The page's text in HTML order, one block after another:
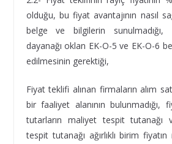
olduğu, bu fiyat avantajının nasıl
belge ve bilgilerin
dayanağı oklan EK-O-5 ve EK-O-6
edilmesinin gerektiği,
Fiyat teklifi alınan firmaların alım
bir faaliyet alanının bulunmadığı,
tutarların maliyet tespit tutanağı
tespit tutanağı ağırlıklı birim